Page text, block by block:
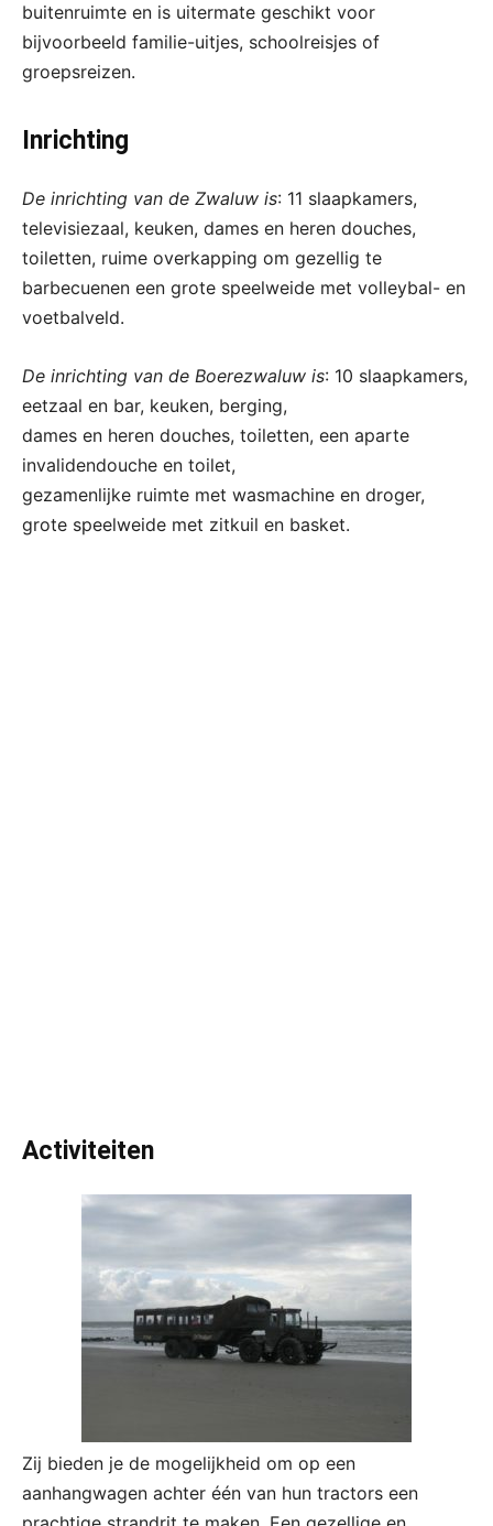
buitenruimte en is uitermate geschikt voor
bijvoorbeeld familie-uitjes, schoolreisjes of
groepsreizen.
Inrichting
De inrichting van de Zwaluw is: 11 slaapkamers,
televisiezaal, keuken, dames en heren douches,
toiletten, ruime overkapping om gezellig te
barbecuenen een grote speelweide met volleybal- en
voetbalveld.
De inrichting van de Boerezwaluw is: 10 slaapkamers,
eetzaal en bar, keuken, berging,
dames en heren douches, toiletten, een aparte
invalidendouche en toilet,
gezamenlijke ruimte met wasmachine en droger,
grote speelweide met zitkuil en basket.
Activiteiten
Zij bieden je de mogelijkheid om op een
aanhangwagen achter één van hun tractors een